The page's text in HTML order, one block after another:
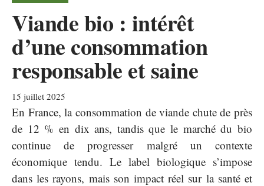
Viande bio : intérêt
d’une consommation
responsable et saine
15 juillet 2025
En France, la consommation de viande chute de près
de 12 % en dix ans, tandis que le marché du bio
continue de progresser malgré un contexte
économique tendu. Le label biologique s’impose
dans les rayons, mais son impact réel sur la santé et